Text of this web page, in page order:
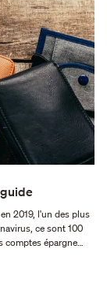
2019, l'un des plus
comptes épargne
? La diversité